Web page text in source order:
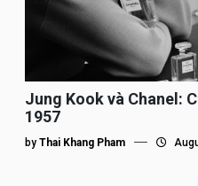
Jung Kook và Chanel:
1957
by Thai Khang Pham